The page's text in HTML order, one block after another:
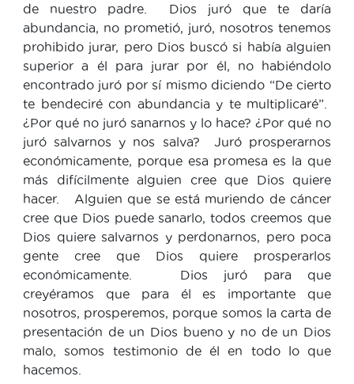
de nuestro padre. Dios juró que te daría
abundancia, no prometió, juró, nosotros tenemos
prohibido jurar, pero Dios buscó si había alguien
superior a él para jurar por él, no habiéndolo
encontrado juró por sí mismo diciendo “De cierto
te bendeciré con abundancia y te multiplicaré”.
¿Por qué no juró sanarnos y lo hace? ¿Por qué no
juró salvarnos y nos salva? Juró prosperarnos
económicamente, porque esa promesa es la que
más difícilmente alguien cree que Dios quiere
hacer. Alguien que se está muriendo de cáncer
cree que Dios puede sanarlo, todos creemos que
Dios quiere salvarnos y perdonarnos, pero poca
gente cree que Dios quiere prosperarlos
económicamente. Dios juró para que
creyéramos que para él es importante que
nosotros, prosperemos, porque somos la carta de
presentación de un Dios bueno y no de un Dios
malo, somos testimonio de él en todo lo que
hacemos.